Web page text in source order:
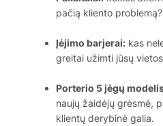
pačią kliento problemą?
Įėjimo barjerai: kas
greitai užimti jūsų
Porterio 5 jėgų
naujų žaidėjų grėsmė,
klientų derybinė galia.